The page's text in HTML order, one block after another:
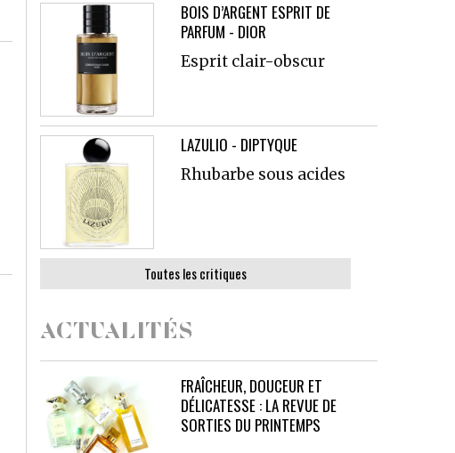
BOIS D’ARGENT ESPRIT DE
PARFUM - DIOR
Esprit clair-obscur
LAZULIO - DIPTYQUE
Rhubarbe sous acides
Toutes les critiques
ACTUALITÉS
FRAÎCHEUR, DOUCEUR ET
DÉLICATESSE : LA REVUE DE
SORTIES DU PRINTEMPS